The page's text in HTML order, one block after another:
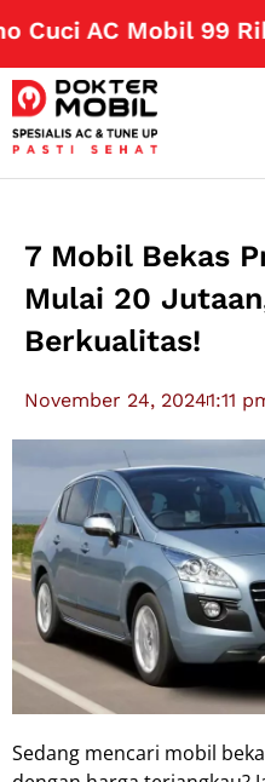
AC Mobil 99 Ribu!
7 Mobil Bekas
Mulai 20
Berkualitas!
November 24, 20241:11
Sedang mencari mobil